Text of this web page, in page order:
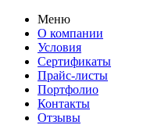
Меню
О компании
Условия
Сертификаты
Прайс-листы
Портфолио
Контакты
Отзывы